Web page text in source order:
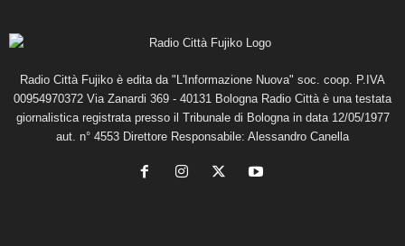
Radio Città Fujiko è edita da "L'Informazione Nuova" soc. coop. P.IVA
00954970372 Via Zanardi 369 - 40131 Bologna Radio Città è una testata
giornalistica registrata presso il Tribunale di Bologna in data 12/05/1977
aut. n° 4553 Direttore Responsabile: Alessandro Canella